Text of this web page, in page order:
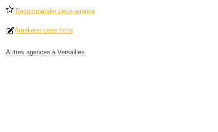
Recommander cette agence
Améliorer cette fiche
Autres agences à Versailles